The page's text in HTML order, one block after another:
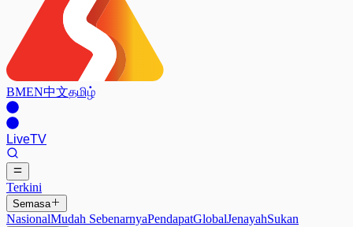
BMEN中文தமிழ்
LiveTV
Terkini
Semasa
NasionalMudah SebenarnyaPendapatGlobalJenayahSukan